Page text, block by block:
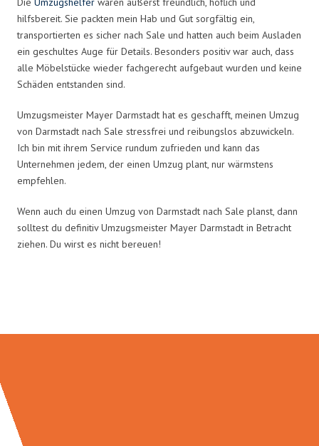
hilfsbereit. Sie packten mein Hab und Gut sorgfältig ein,
transportierten es sicher nach Sale und hatten auch beim Ausladen
ein geschultes Auge für Details. Besonders positiv war auch, dass
alle Möbelstücke wieder fachgerecht aufgebaut wurden und keine
Schäden entstanden sind.
Umzugsmeister Mayer Darmstadt hat es geschafft, meinen Umzug
von Darmstadt nach Sale stressfrei und reibungslos abzuwickeln.
Ich bin mit ihrem Service rundum zufrieden und kann das
Unternehmen jedem, der einen Umzug plant, nur wärmstens
empfehlen.
Wenn auch du einen Umzug von Darmstadt nach Sale planst, dann
solltest du definitiv Umzugsmeister Mayer Darmstadt in Betracht
ziehen. Du wirst es nicht bereuen!